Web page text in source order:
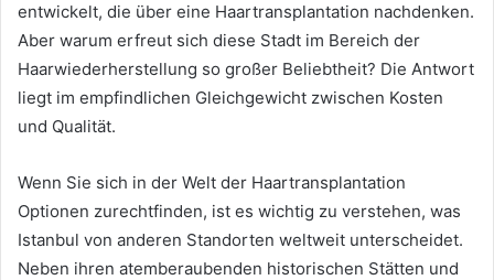
entwickelt, die über eine Haartransplantation nachdenken.
Aber warum erfreut sich diese Stadt im Bereich der
Haarwiederherstellung so großer Beliebtheit? Die Antwort
liegt im empfindlichen Gleichgewicht zwischen Kosten
und Qualität.
Wenn Sie sich in der Welt der Haartransplantation
Optionen zurechtfinden, ist es wichtig zu verstehen, was
Istanbul von anderen Standorten weltweit unterscheidet.
Neben ihren atemberaubenden historischen Stätten und